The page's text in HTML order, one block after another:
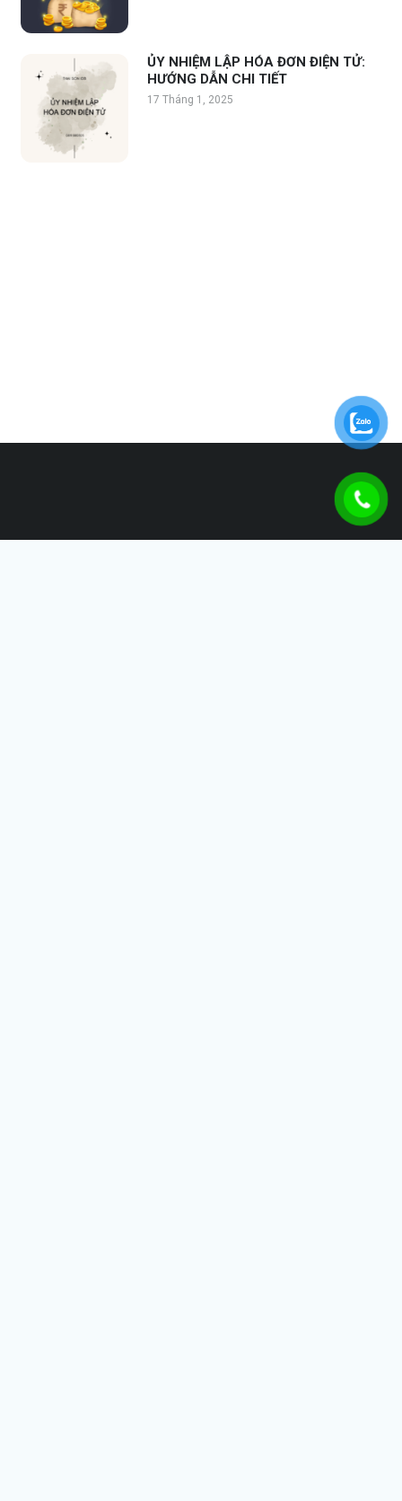
ỦY NHIỆM LẬP HÓA ĐƠN ĐIỆN TỬ:
HƯỚNG DẪN CHI TIẾT
17 Tháng 1, 2025